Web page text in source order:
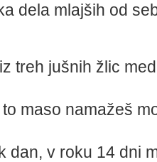
dela mlajših od
treh jušnih žlic
maso namažeš
dan, v roku 14 dni